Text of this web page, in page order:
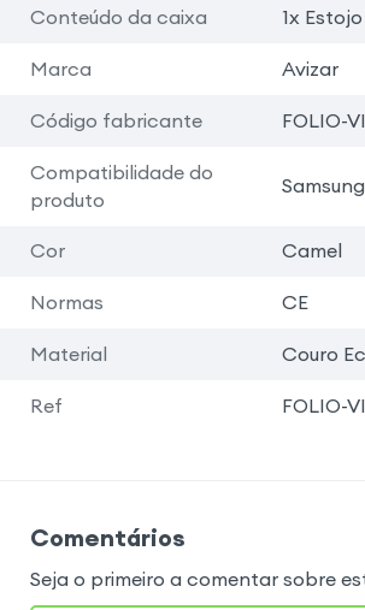
Conteúdo da caixa 1x
Marca Avizar
Código fabricante FOLIO-
Compatibilidade do
produto
Cor Camel
Normas CE
Material Couro
Ref FOLIO-
Comentários
Seja o primeiro a comentar sobre